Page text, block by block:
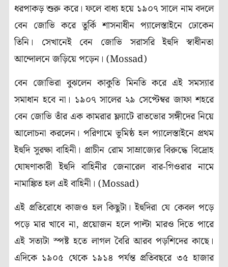
ধরপাকড় শুরু করে। ফলে বাধ্য হয়ে ১৯০৭ সালে নাম বদলে
বেন জোভি করে তুর্কি শাসনাধীন প্যালেস্তাইনে ঢোকেন
তিনি। সেখানেই বেন জোভি সরাসরি ইহুদি স্বাধীনতা
আন্দোলনে জড়িয়ে পড়েন। (Mossad)
বেন জোভিরা বুঝলেন কাকুতি মিনতি করে এই সমস্যার
সমাধান হবে না। ১৯০৭ সালের ২৯ সেপ্টেম্বর জাফা শহরে
বেন জোভি তাঁর এক কামরার ফ্ল্যাটে রাতভোর সঙ্গীদের নিয়ে
আলোচনা করলেন। পরিণামে ভূমিষ্ঠ হল প্যালেস্তাইনে প্রথম
ইহুদি সুরক্ষা বাহিনী। প্রাচীন রোম সাম্রাজ্যের বিরুদ্ধে বিদ্রোহ
ঘোষণাকারী ইহুদি বাহিনীর জেনারেল বার-গিওরার নামে
নামাঙ্কিত হল এই বাহিনী। (Mossad)
এই প্রতিরোধে কাজও হল কিছুটা। ইহুদিরা যে কেবল পড়ে
পড়ে মার খাবে না, প্রয়োজন হলে পাল্টা মারও দিতে পারে
এই সত্যটা স্পষ্ট হতে লাগল বৈরি আরব পড়শিদের কাছে।
এদিকে ১৯০৫ থেকে ১৯১৪ পর্যন্ত প্রতিবছরে ৩৫ হাজার